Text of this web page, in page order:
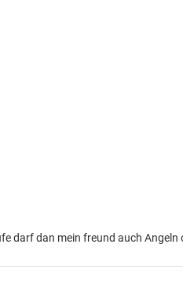
darf dan mein freund auch